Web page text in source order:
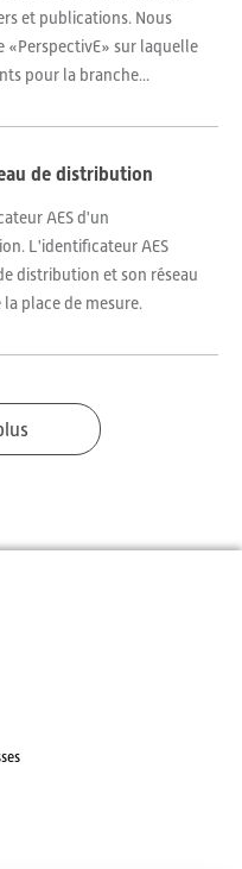
et publications. Nous
sur laquelle
pour la branche...
de distribution
AES d'un
L'identificateur AES
distribution et son réseau
place de mesure.